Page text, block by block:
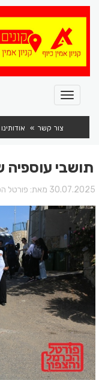
צור קשר אודותינו
תושבי עוספיה
מאת: פורטל